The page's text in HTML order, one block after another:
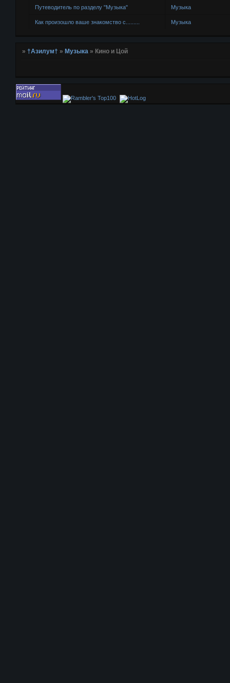
Путеводитель по разделу "Музыка" Музыка
Как произошло ваше знакомство с......... Музыка
»†Азилум† » Музыка » Кино и Цой